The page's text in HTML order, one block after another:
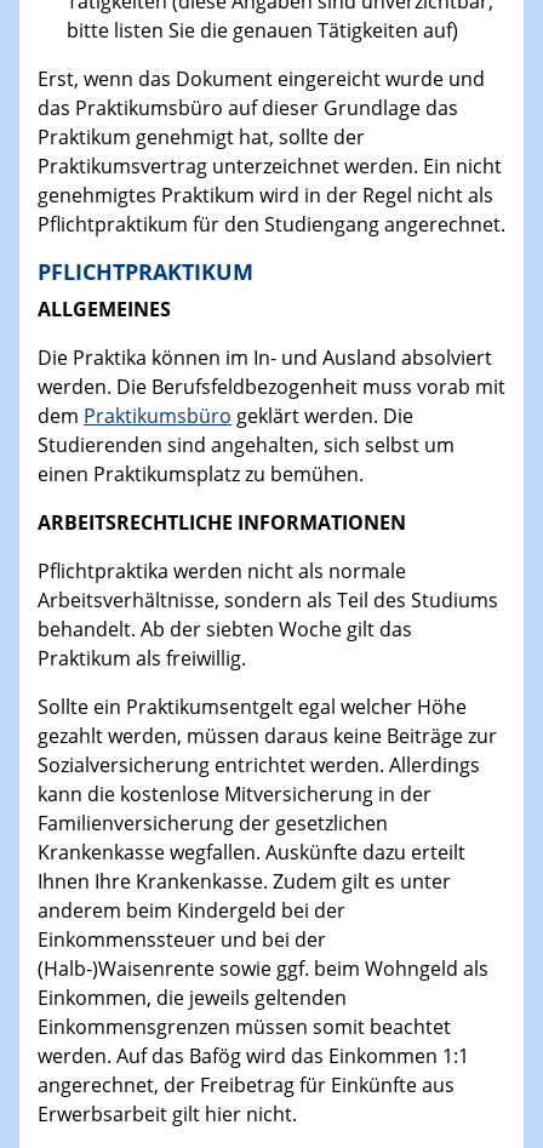
bitte listen Sie die genauen Tätigkeiten auf)
Erst, wenn das Dokument eingereicht wurde und
das Praktikumsbüro auf dieser Grundlage das
Praktikum genehmigt hat, sollte der
Praktikumsvertrag unterzeichnet werden. Ein nicht
genehmigtes Praktikum wird in der Regel nicht als
Pflichtpraktikum für den Studiengang angerechnet.
PFLICHTPRAKTIKUM
ALLGEMEINES
Die Praktika können im In- und Ausland absolviert
werden. Die Berufsfeldbezogenheit muss vorab mit
dem Praktikumsbüro geklärt werden. Die
Studierenden sind angehalten, sich selbst um
einen Praktikumsplatz zu bemühen.
ARBEITSRECHTLICHE INFORMATIONEN
Pflichtpraktika werden nicht als normale
Arbeitsverhältnisse, sondern als Teil des Studiums
behandelt. Ab der siebten Woche gilt das
Praktikum als freiwillig.
Sollte ein Praktikumsentgelt egal welcher Höhe
gezahlt werden, müssen daraus keine Beiträge zur
Sozialversicherung entrichtet werden. Allerdings
kann die kostenlose Mitversicherung in der
Familienversicherung der gesetzlichen
Krankenkasse wegfallen. Auskünfte dazu erteilt
Ihnen Ihre Krankenkasse. Zudem gilt es unter
anderem beim Kindergeld bei der
Einkommenssteuer und bei der
(Halb-)Waisenrente sowie ggf. beim Wohngeld als
Einkommen, die jeweils geltenden
Einkommensgrenzen müssen somit beachtet
werden. Auf das Bafög wird das Einkommen 1:1
angerechnet, der Freibetrag für Einkünfte aus
Erwerbsarbeit gilt hier nicht.